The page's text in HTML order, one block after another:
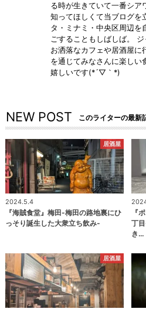
る時が生きていて一番シア
知ってほしくて当ブログを
タ・ミナミ・中央区周辺を
ごすることもしばしば。 ジ
お洒落なカフェや居酒屋に
を通じてみなさんに楽しい
嬉しいです(*´▽｀*)
NEW POST このライターの最新
居酒屋
2024.5.4
『海賊食堂』梅田-梅田の路地裏にひ
っそり誕生した大衆立ち飲み-
『
丁
き…
居酒屋